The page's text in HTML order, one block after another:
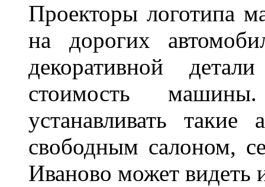
Проекторы логотипа
на дорогих
декоративной
стоимость
устанавливать
свободным салоном,
Иваново может